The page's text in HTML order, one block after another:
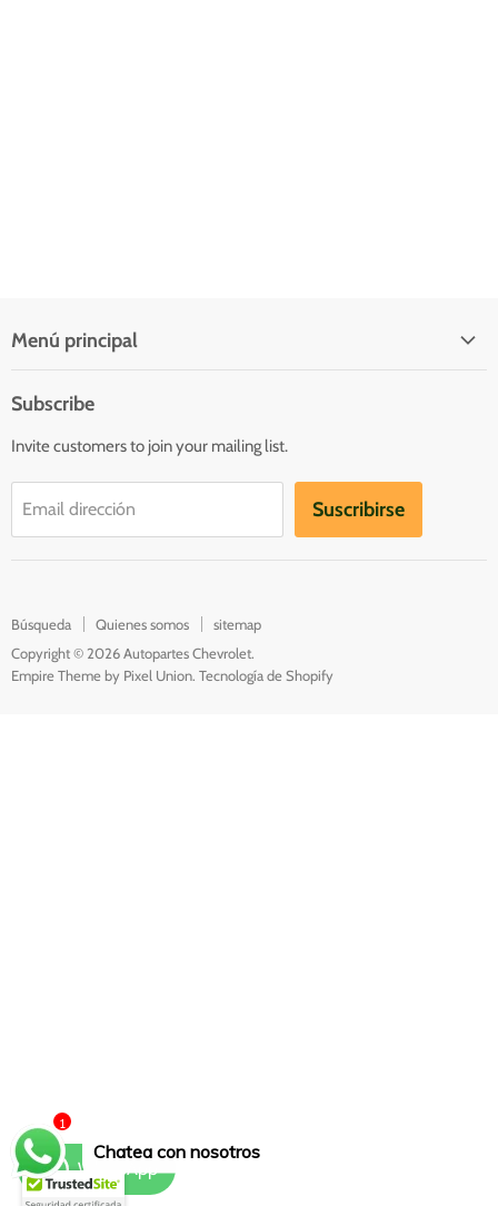
Menú principal
Inicio
Catálogo
Contacto
Subscribe
Invite customers to join your mailing list.
Email dirección Suscribirse
Búsqueda Quienes somos
sitemap
Copyright © 2026 Autopartes Chevrolet.
Empire Theme by Pixel Union. Tecnología de Shopify
Chatea con nosotros
1